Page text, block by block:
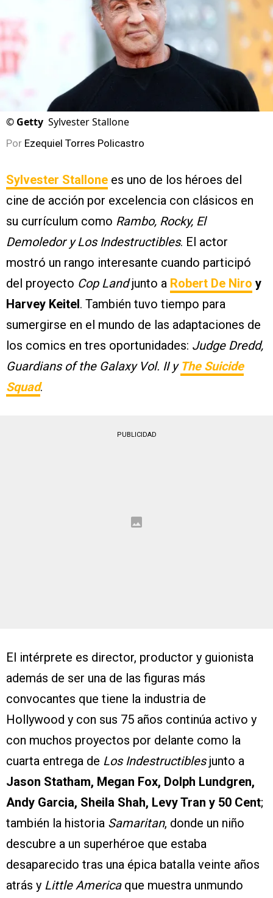
© Getty Sylvester Stallone
Por Ezequiel Torres Policastro
Sylvester Stallone es uno de los héroes del
cine de acción por excelencia con clásicos en
su currículum como Rambo, Rocky, El
Demoledor y Los Indestructibles. El actor
mostró un rango interesante cuando participó
del proyecto Cop Landjunto a Robert De Niro y
Harvey Keitel . También tuvo tiempo para
sumergirse en el mundo de las adaptaciones de
los comics en tres oportunidades: Judge Dredd,
Guardians of the Galaxy Vol. II y The Suicide
Squad.
PUBLICIDAD
El intérprete es director, productor y guionista
además de ser una de las figuras más
convocantes que tiene la industria de
Hollywood y con sus 75 años continúa activo y
con muchos proyectos por delante como la
cuarta entrega de Los Indestructiblesjunto a
Jason Statham, Megan Fox, Dolph Lundgren,
Andy Garcia, Sheila Shah, Levy Tran y 50 Cent;
también la historia Samaritan, donde un niño
descubre a un superhéroe que estaba
desaparecido tras una épica batalla veinte años
atrás y Little Americaque muestra unmundo